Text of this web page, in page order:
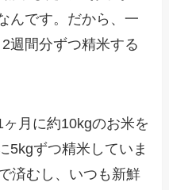
んです。だから、一
週間分ずつ精米する
月に約10kgのお米を
5kgずつ精米していま
済むし、いつも新鮮